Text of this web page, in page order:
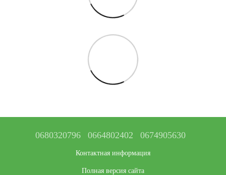
0680320796 0664802402 0674905630
Контактная информация
Полная версия сайта